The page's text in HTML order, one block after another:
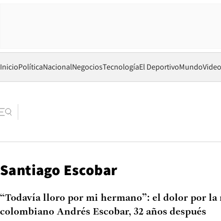
InicioPolíticaNacionalNegociosTecnologíaEl DeportivoMundo
Santiago Escobar
“Todavía lloro por mi hermano”: el dolor por la
colombiano Andrés Escobar, 32 años después